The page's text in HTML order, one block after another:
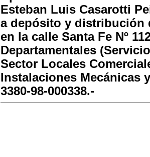
Esteban Luis Casarotti
a depósito y distribución
en la calle Santa Fe Nº
Departamentales
Sector Locales
Instalaciones Mecánicas
3380-98-000338.-